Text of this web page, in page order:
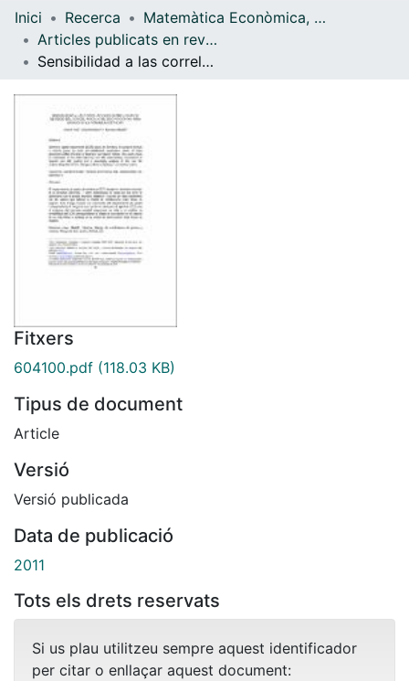
Navega per tot el DD
Com publicar
Inici Recerca
Matemàtica Econòmica, Financera i Actuarial
Articles publicats en revistes (Matemàtica Econòmica, Financera i Actuarial)
Sensibilidad a las correlaciones entre líneas de negocio del SCR del módulo de suscripción no vida basado en la fórmula estándar
Fitxers
604100.pdf (118.03 KB)
Tipus de document
Article
Versió
Versió publicada
Data de publicació
2011
Tots els drets reservats
Si us plau utilitzeu sempre aquest identificador
per citar o enllaçar aquest document: